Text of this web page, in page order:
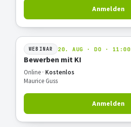
Anmelden
WEBINAR 20. AUG · DO · 11:00
Bewerben mit KI
Online · Kostenlos
Maurice Guss
Anmelden